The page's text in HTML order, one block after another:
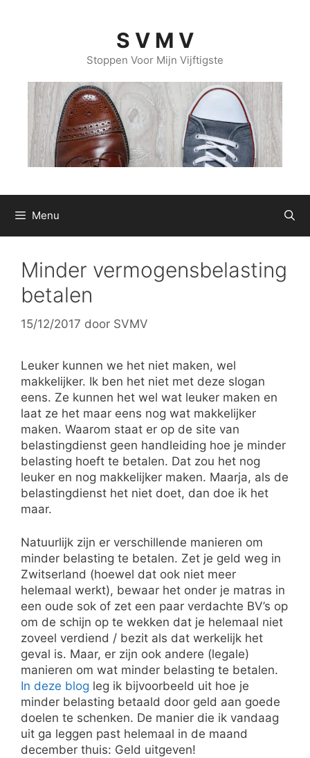
S V M V
Stoppen Voor Mijn Vijftigste
Menu
Minder vermogensbelasting
betalen
15/12/2017 door SVMV
Leuker kunnen we het niet maken, wel
makkelijker. Ik ben het niet met deze slogan
eens. Ze kunnen het wel wat leuker maken en
laat ze het maar eens nog wat makkelijker
maken. Waarom staat er op de site van
belastingdienst geen handleiding hoe je minder
belasting hoeft te betalen. Dat zou het nog
leuker en nog makkelijker maken. Maarja, als de
belastingdienst het niet doet, dan doe ik het
maar.
Natuurlijk zijn er verschillende manieren om
minder belasting te betalen. Zet je geld weg in
Zwitserland (hoewel dat ook niet meer
helemaal werkt), bewaar het onder je matras in
een oude sok of zet een paar verdachte BV’s op
om de schijn op te wekken dat je helemaal niet
zoveel verdiend / bezit als dat werkelijk het
geval is. Maar, er zijn ook andere (legale)
manieren om wat minder belasting te betalen.
In deze blog leg ik bijvoorbeeld uit hoe je
minder belasting betaald door geld aan goede
doelen te schenken. De manier die ik vandaag
uit ga leggen past helemaal in de maand
december thuis: Geld uitgeven!